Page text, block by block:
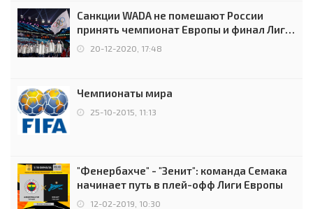
Санкции WADA не помешают России
принять чемпионат Европы и финал Лиги
чемпионов.
20-12-2020, 17:48
Чемпионаты мира
25-10-2015, 11:13
"Фенербахче" - "Зенит": команда Семака
начинает путь в плей-офф Лиги Европы
12-02-2019, 10:30